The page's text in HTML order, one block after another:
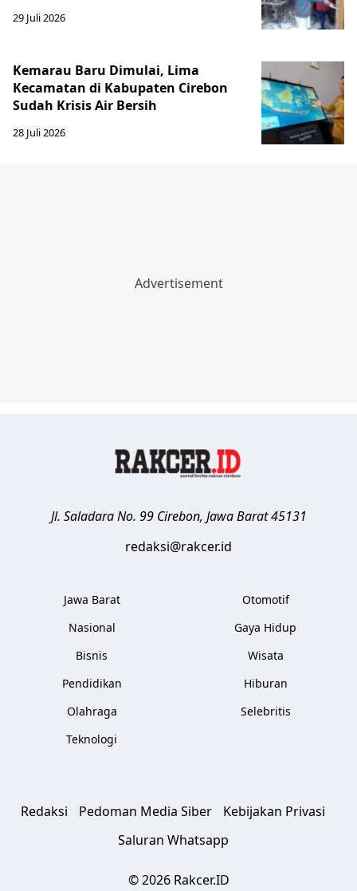
29 Juli 2026
Kemarau Baru Dimulai, Lima
Kecamatan di Kabupaten Cirebon
Sudah Krisis Air Bersih
28 Juli 2026
Jl. Saladara No. 99 Cirebon, Jawa Barat 45131
redaksi@rakcer.id
Jawa Barat
Nasional
Bisnis
Pendidikan
Olahraga
Teknologi
Otomotif
Gaya Hidup
Wisata
Hiburan
Selebritis
Redaksi Pedoman Media Siber
Kebijakan Privasi
Saluran Whatsapp
© 2026 Rakcer.ID